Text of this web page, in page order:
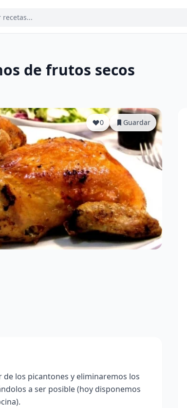
de frutos secos
0 Guardar
los picantones y eliminaremos los
a ser posible (hoy disponemos